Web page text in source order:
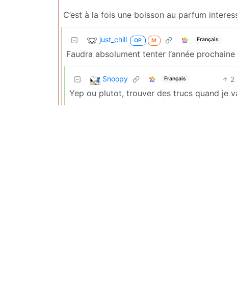
C’est à la fois une boisson au parfum
just_chill OP M Français
Faudra absolument tenter l’année
Snoopy Français 2
Yep ou plutot, trouver des trucs quand je